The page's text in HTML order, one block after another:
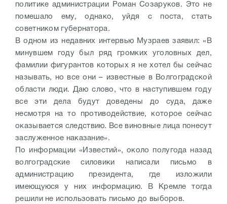
политике администрации Роман Созаруков. Это не
помешало ему, однако, уйдя с поста, стать
советником губернатора.
В одном из недавних интервью Музраев заявил: «В
минувшем году был ряд громких уголовных дел,
фамилии фигурантов которых я не хотел бы сейчас
называть, но все они – известные в Волгоградской
области люди. Даю слово, что в наступившем году
все эти дела будут доведены до суда, даже
несмотря на то противодействие, которое сейчас
оказывается следствию. Все виновные лица понесут
заслуженное наказание».
По информации «Известий», около полугода назад
волгоградские силовики написали письмо в
администрацию президента, где изложили
имеющуюся у них информацию. В Кремле тогда
решили не использовать письмо до выборов.